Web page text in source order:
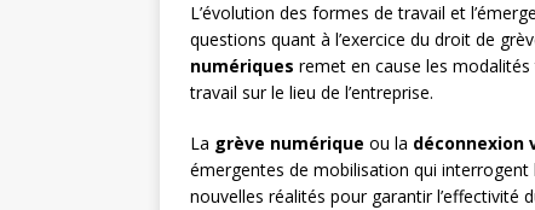
L’évolution des formes de travail et
questions quant à l’exercice du droit de
numériques remet en cause les modalités
travail sur le lieu de l’entreprise.
La grève numérique ou la déconnexion
émergentes de mobilisation qui interrogent
nouvelles réalités pour garantir